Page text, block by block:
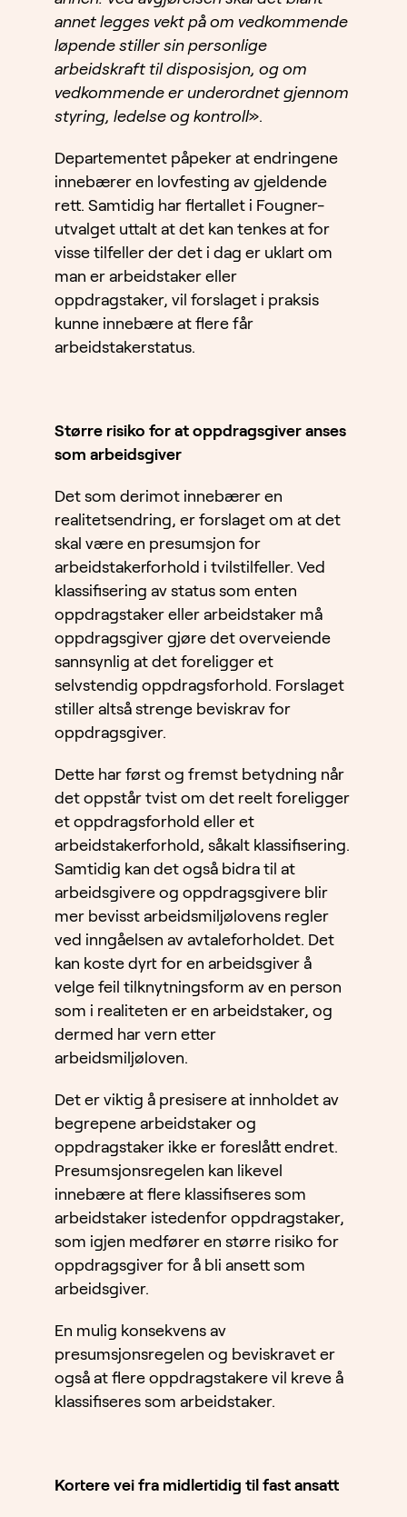
annet legges vekt på om vedkommende
løpende stiller sin personlige
arbeidskraft til disposisjon, og om
vedkommende er underordnet gjennom
styring, ledelse og kontroll».
Departementet påpeker at endringene
innebærer en lovfesting av gjeldende
rett. Samtidig har flertallet i Fougner-
utvalget uttalt at det kan tenkes at for
visse tilfeller der det i dag er uklart om
man er arbeidstaker eller
oppdragstaker, vil forslaget i praksis
kunne innebære at flere får
arbeidstakerstatus.
Større risiko for at oppdragsgiver anses
som arbeidsgiver
Det som derimot innebærer en
realitetsendring, er forslaget om at det
skal være en presumsjon for
arbeidstakerforhold i tvilstilfeller. Ved
klassifisering av status som enten
oppdragstaker eller arbeidstaker må
oppdragsgiver gjøre det overveiende
sannsynlig at det foreligger et
selvstendig oppdragsforhold. Forslaget
stiller altså strenge beviskrav for
oppdragsgiver.
Dette har først og fremst betydning når
det oppstår tvist om det reelt foreligger
et oppdragsforhold eller et
arbeidstakerforhold, såkalt klassifisering.
Samtidig kan det også bidra til at
arbeidsgivere og oppdragsgivere blir
mer bevisst arbeidsmiljølovens regler
ved inngåelsen av avtaleforholdet. Det
kan koste dyrt for en arbeidsgiver å
velge feil tilknytningsform av en person
som i realiteten er en arbeidstaker, og
dermed har vern etter
arbeidsmiljøloven.
Det er viktig å presisere at innholdet av
begrepene arbeidstaker og
oppdragstaker ikke er foreslått endret.
Presumsjonsregelen kan likevel
innebære at flere klassifiseres som
arbeidstaker istedenfor oppdragstaker,
som igjen medfører en større risiko for
oppdragsgiver for å bli ansett som
arbeidsgiver.
En mulig konsekvens av
presumsjonsregelen og beviskravet er
også at flere oppdragstakere vil kreve å
klassifiseres som arbeidstaker.
Kortere vei fra midlertidig til fast ansatt